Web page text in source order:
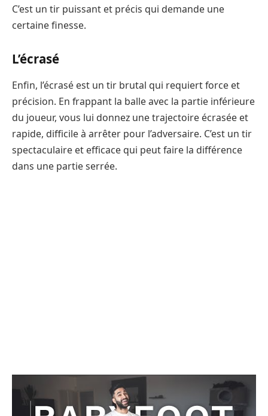
C’est un tir puissant et précis qui demande une
certaine finesse.
L’écrasé
Enfin, l’écrasé est un tir brutal qui requiert force et
précision. En frappant la balle avec la partie inférieure
du joueur, vous lui donnez une trajectoire écrasée et
rapide, difficile à arrêter pour l’adversaire. C’est un tir
spectaculaire et efficace qui peut faire la différence
dans une partie serrée.